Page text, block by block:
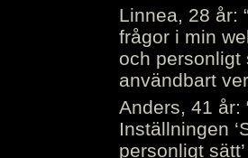
Linnea, 28 år:
frågor i min
och personligt
användbart
Anders, 41 år:
Inställningen
personligt